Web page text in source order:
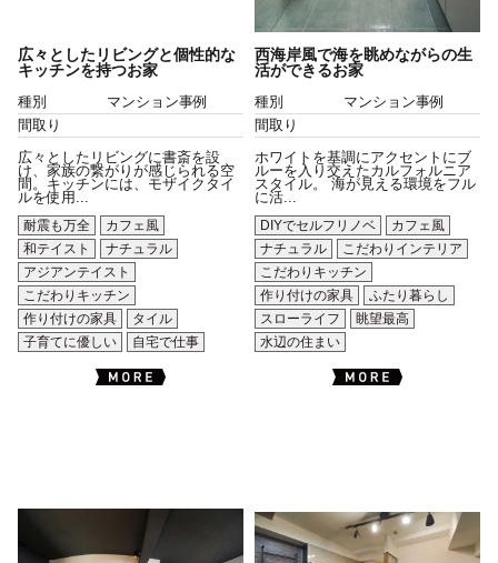
広々としたリビングと個性的な
キッチンを持つお家
種別
マンション事例
間取り
広々としたリビングに書斎を設
け、家族の繋がりが感じられる空
間。キッチンには、モザイクタイ
ルを使用...
耐震も万全
カフェ風
和テイスト
ナチュラル
アジアンテイスト
こだわりキッチン
作り付けの家具
タイル
子育てに優しい
自宅で仕事
西海岸風で海を眺めながらの生
活ができるお家
種別
マンション事例
間取り
ホワイトを基調にアクセントにブ
ルーを入り交えたカルフォルニア
スタイル。 海が見える環境をフル
に活...
DIYでセルフリノベ
カフェ風
ナチュラル
こだわりインテリア
こだわりキッチン
作り付けの家具
ふたり暮らし
スローライフ
眺望最高
水辺の住まい